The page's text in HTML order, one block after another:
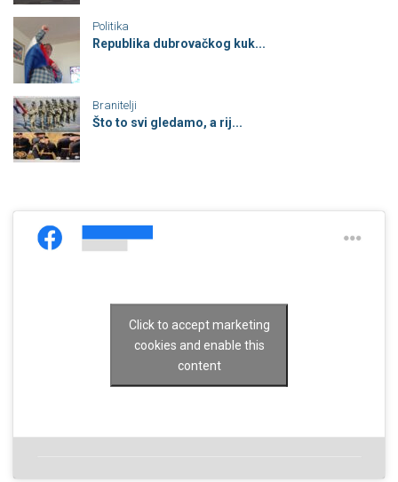
Politika
Republika dubrovačkog kuk...
Branitelji
Što to svi gledamo, a rij...
Click to accept marketing
cookies and enable this
content